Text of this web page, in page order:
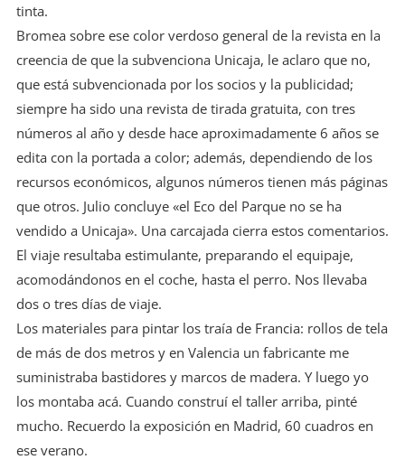
tinta.
Bromea sobre ese color verdoso general de la revista en la
creencia de que la subvenciona Unicaja, le aclaro que no,
que está subvencionada por los socios y la publicidad;
siempre ha sido una revista de tirada gratuita, con tres
números al año y desde hace aproximadamente 6 años se
edita con la portada a color; además, dependiendo de los
recursos económicos, algunos números tienen más páginas
que otros. Julio concluye «el Eco del Parque no se ha
vendido a Unicaja». Una carcajada cierra estos comentarios.
El viaje resultaba estimulante, preparando el equipaje,
acomodándonos en el coche, hasta el perro. Nos llevaba
dos o tres días de viaje.
Los materiales para pintar los traía de Francia: rollos de tela
de más de dos metros y en Valencia un fabricante me
suministraba bastidores y marcos de madera. Y luego yo
los montaba acá. Cuando construí el taller arriba, pinté
mucho. Recuerdo la exposición en Madrid, 60 cuadros en
ese verano.​